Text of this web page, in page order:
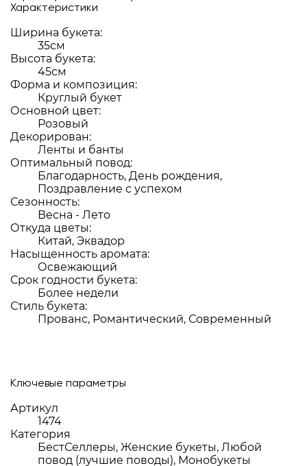
Характеристики
Ширина букета:
35см
Высота букета:
45см
Форма и композиция:
Круглый букет
Основной цвет:
Розовый
Декорирован:
Ленты и банты
Оптимальный повод:
Благодарность, День рождения,
Поздравление с успехом
Сезонность:
Весна - Лето
Откуда цветы:
Китай, Эквадор
Насыщенность аромата:
Освежающий
Срок годности букета:
Более недели
Стиль букета:
Прованс, Романтический, Современный
Ключевые параметры
Артикул
1474
Категория
БестСеллеры, Женские букеты, Любой
повод (лучшие поводы), Монобукеты